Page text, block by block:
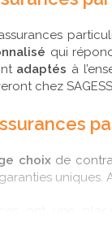
qui
adaptés à
chez
choixde
uniques.
ont une